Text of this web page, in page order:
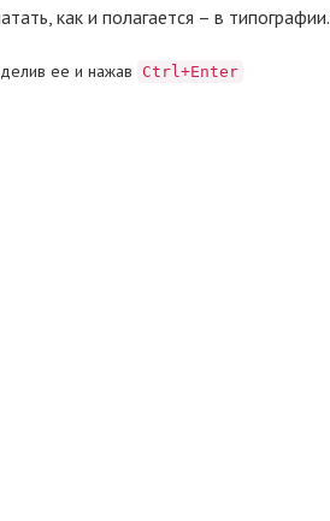
как и полагается – в типографии.
ее и нажав Ctrl+Enter